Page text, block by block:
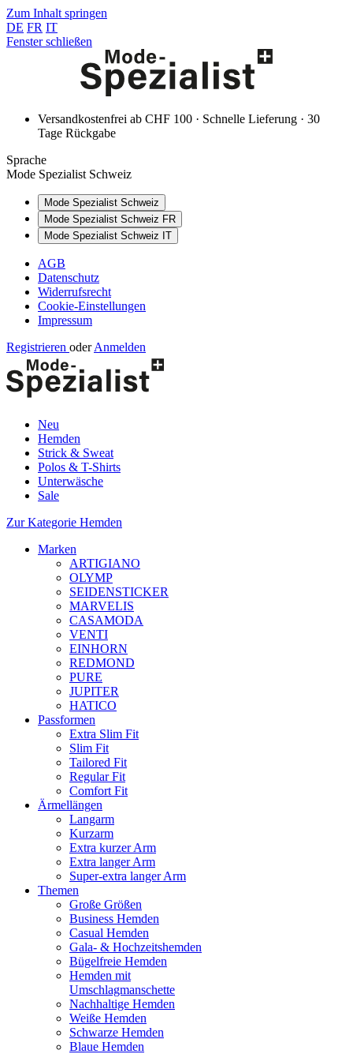
Zum Inhalt springen
DE FR IT
Fenster schließen
Versandkostenfrei ab CHF 100 · Schnelle Lieferung · 30
Tage Rückgabe
Sprache
Mode Spezialist Schweiz
Mode Spezialist Schweiz
Mode Spezialist Schweiz FR
Mode Spezialist Schweiz IT
AGB
Datenschutz
Widerrufsrecht
Cookie-Einstellungen
Impressum
Registrieren oder Anmelden
Neu
Hemden
Strick & Sweat
Polos & T-Shirts
Unterwäsche
Sale
Zur Kategorie Hemden
Marken
ARTIGIANO
OLYMP
SEIDENSTICKER
MARVELIS
CASAMODA
VENTI
EINHORN
REDMOND
PURE
JUPITER
HATICO
Passformen
Extra Slim Fit
Slim Fit
Tailored Fit
Regular Fit
Comfort Fit
Ärmellängen
Langarm
Kurzarm
Extra kurzer Arm
Extra langer Arm
Super-extra langer Arm
Themen
Große Größen
Business Hemden
Casual Hemden
Gala- & Hochzeitshemden
Bügelfreie Hemden
Hemden mit
Umschlagmanschette
Nachhaltige Hemden
Weiße Hemden
Schwarze Hemden
Blaue Hemden